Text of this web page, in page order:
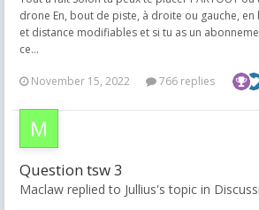
drone En, bout de piste, à droite ou gauche, en
et distance modifiables et si tu as un
ce...
November 15, 2022 766 replies
Question tsw 3
Maclaw replied to Jullius's topic in